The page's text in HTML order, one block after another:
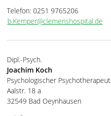
Telefon: 0251 9765206
b.Kemper@clemenshospital.de
Dipl.-Psych.
Joachim Koch
Psychologischer Psychotherapeut
Aalstr. 18 a
32549 Bad Oeynhausen